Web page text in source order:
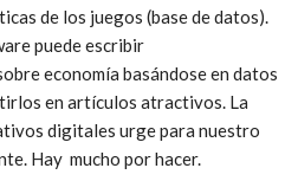
de los juegos (base de datos).
puede escribir
economía basándose en datos
en artículos atractivos. La
digitales urge para nuestro
Hay mucho por hacer.